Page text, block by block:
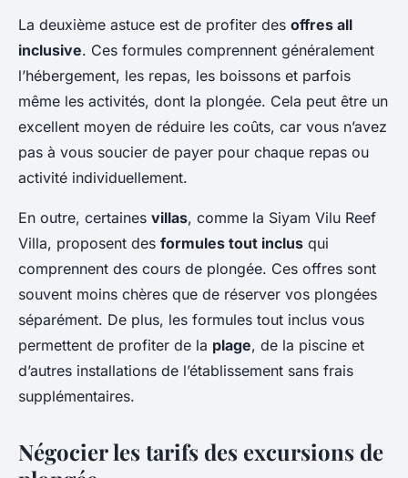
La deuxième astuce est de profiter des offres all
inclusive. Ces formules comprennent généralement
l’hébergement, les repas, les boissons et parfois
même les activités, dont la plongée. Cela peut être un
excellent moyen de réduire les coûts, car vous n’avez
pas à vous soucier de payer pour chaque repas ou
activité individuellement.
En outre, certaines villas, comme la Siyam Vilu Reef
Villa, proposent des formules tout inclus qui
comprennent des cours de plongée. Ces offres sont
souvent moins chères que de réserver vos plongées
séparément. De plus, les formules tout inclus vous
permettent de profiter de la plage, de la piscine et
d’autres installations de l’établissement sans frais
supplémentaires.
Négocier les tarifs des excursions de